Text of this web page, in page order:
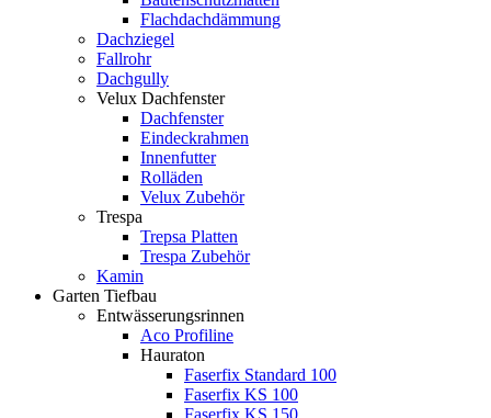
Flachdachdämmung
Dachziegel
Fallrohr
Dachgully
Velux Dachfenster
Dachfenster
Eindeckrahmen
Innenfutter
Rolläden
Velux Zubehör
Trespa
Trepsa Platten
Trespa Zubehör
Kamin
Garten Tiefbau
Entwässerungsrinnen
Aco Profiline
Hauraton
Faserfix Standard 100
Faserfix KS 100
Faserfix KS 150